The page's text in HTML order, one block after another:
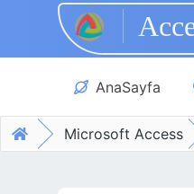
Skip to main content
AnaSayfa
Microsoft Access